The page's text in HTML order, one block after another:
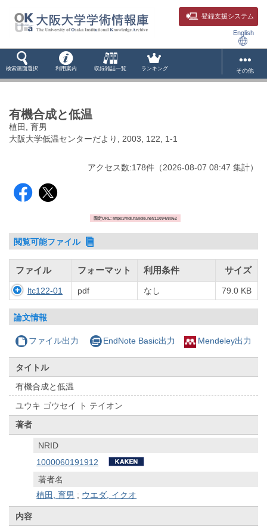
登録支援システム
English
検索画面選択 利用案内 収録雑誌一覧 ランキング その他
有機合成と低温
植田, 育男
大阪大学低温センターだより, 2003, 122, 1-1
アクセス数:178件 （2026-08-07 08:47 集計）
固定URL: https://hdl.handle.net/11094/8062
閲覧可能ファイル
ファイル フォーマット 利用条件 サイズ
ltc122-01 pdf なし 79.0 KB
論文情報
ファイル出力 EndNote Basic出力 Mendeley出力
タイトル
有機合成と低温
ユウキ ゴウセイ ト テイオン
著者
NRID
1000060191912
著者名
植田, 育男 ; ウエダ, イクオ
内容